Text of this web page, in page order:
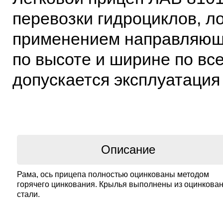
перевозки гидроциклов,
применением
по высоте и ширине по
допускается
Описание
Рама, ось прицепа полностью оцинкованы методом
горячего цинкования. Крылья выполнены из
стали.